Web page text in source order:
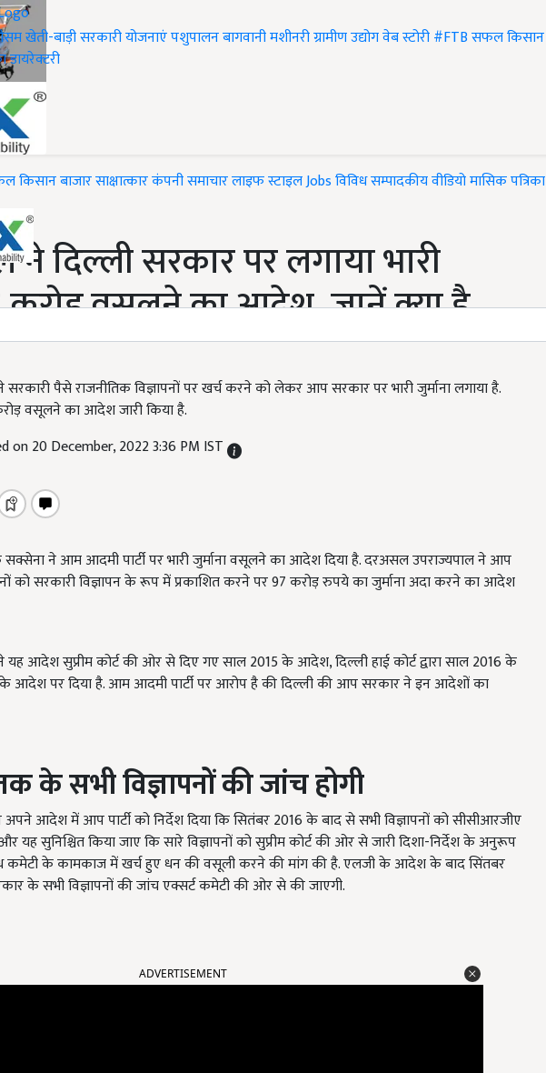
खेती-बाड़ीसरकारी योजनाएंपशुपालनबागवानीमशीनरीग्रामीण उद्योगवेब स्टोरी#FTBसफल किसान
डायरेक्टरी
किसानबाजारसाक्षात्कारकंपनी समाचारलाइफ स्टाइलJobsविविधसम्पादकीयवीडियोमासिक पत्रिका
ने दिल्ली सरकार पर लगाया भारी
करोड़ वसूलने का आदेश, जानें क्या है
पैसे राजनीतिक विज्ञापनों पर खर्च करने को लेकर आप सरकार पर भारी जुर्माना लगाया है.
वसूलने का आदेश जारी किया है.
on 20 December, 2022 3:36 PM IST
सक्सेना ने आम आदमी पार्टी पर भारी जुर्माना वसूलने का आदेश दिया है. दरअसल उपराज्यपाल ने आप
को सरकारी विज्ञापन के रूप में प्रकाशित करने पर 97करोड़ रुपये का जुर्माना अदा करने का आदेश
यह आदेश सुप्रीम कोर्ट की ओर से दिए गए साल 2015के आदेश,दिल्ली हाई कोर्ट द्वारा साल2016के
पर दिया है. आम आदमी पार्टी पर आरोप है की दिल्ली की आप सरकार ने इन आदेशों का
के सभी विज्ञापनों की जांच होगी
आदेश में आप पार्टी को निर्देश दिया कि सितंबर 2016के बाद से सभी विज्ञापनों को सीसीआरजीए
सुनिश्चित किया जाए कि सारे विज्ञापनों को सुप्रीम कोर्ट की ओर से जारी दिशा-निर्देश के अनुरूप
कमेटी के कामकाज में खर्च हुए धन की वसूली करने की मांग की है. एलजी के आदेश के बाद सिंतबर
के सभी विज्ञापनों की जांच एक्सर्ट कमेटी की ओर से की जाएगी.